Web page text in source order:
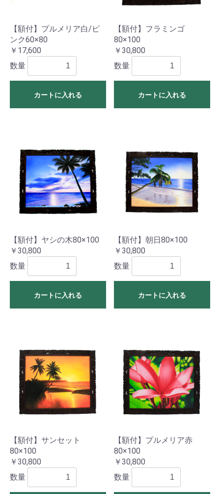
【額付】プルメリア白/ピ
ンク60×80
￥17,600
数量
カートに入れる
【額付】フラミンゴ
80×100
￥30,800
数量
カートに入れる
【額付】ヤシの木80×100
￥30,800
数量
カートに入れる
【額付】朝日80×100
￥30,800
数量
カートに入れる
【額付】サンセット
80×100
￥30,800
数量
【額付】プルメリア赤
80×100
￥30,800
数量